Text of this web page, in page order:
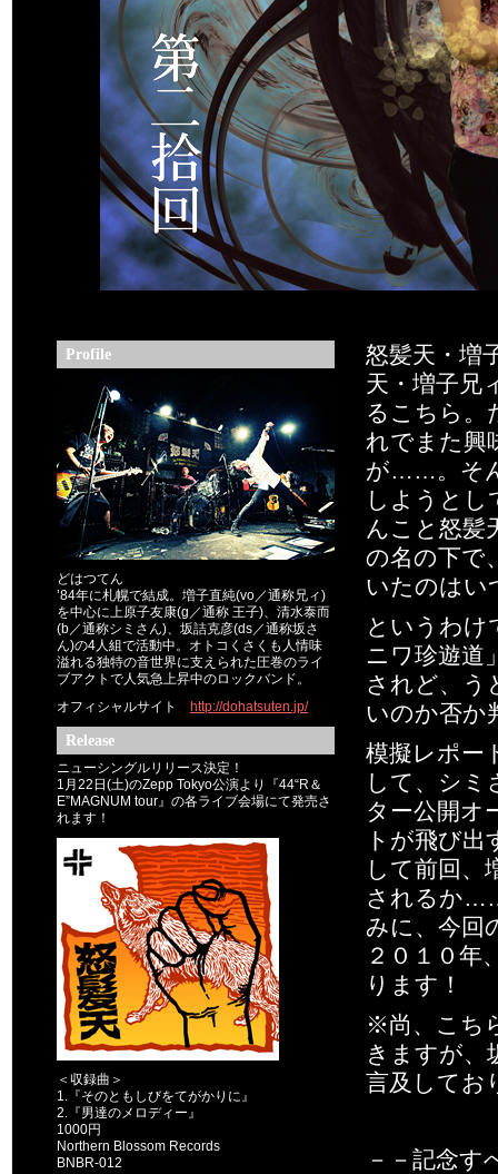
Profile
どはつてん
’84年に札幌で結成。増子直純(vo／通称兄ィ)
を中心に上原子友康(g／通称 王子)、清水泰而
(b／通称シミさん)、坂詰克彦(ds／通称坂さ
ん)の4人組で活動中。オトコくさくも人情味
溢れる独特の音世界に支えられた圧巻のライ
ブアクトで人気急上昇中のロックバンド。
オフィシャルサイト http://dohatsuten.jp/
Release
ニューシングルリリース決定！
1月22日(土)のZepp Tokyo公演より『44“R＆
E”MAGNUM tour』の各ライブ会場にて発売さ
れます！
＜収録曲＞
1.『そのともしびをてがかりに』
2.『男達のメロディー』
1000円
Northern Blossom Records
BNBR-012
怒髪天・増
天・増子兄
るこちら。
れでまた興
が……。そ
しようとし
んこと怒髪
の名の下で
いたのは
というわけ
ニワ珍遊
されど、う
いのか否か
模擬レポー
して、シミ
ター公開オ
トが飛び
して前回、
されるか
みに、今回
２０１０年
ります！
※尚、こち
きますが、
言及してお
－－記念す